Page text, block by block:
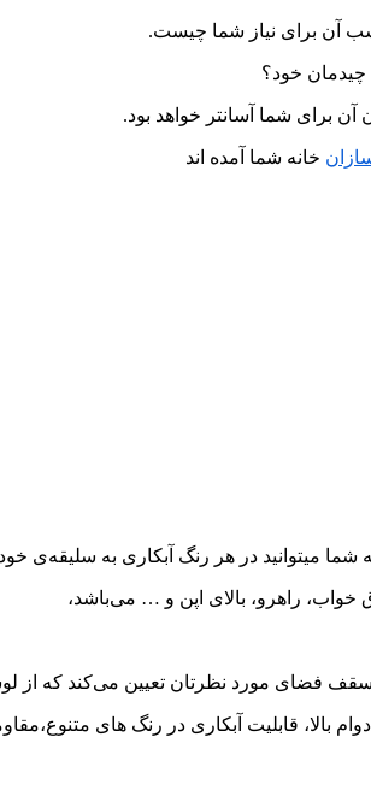
آن برای نیاز شما چیست.
چیدمان خود؟
آن برای شما آسانتر خواهد بود.
خانه شما آمده اند
میتوانید در هر رنگ آبکاری به سلیقه‌ی خود
راهرو، بالای اپن و … می‌باشد،
مورد نظرتان تعیین می‌کند که از
بالا، قابلیت آبکاری در رنگ های